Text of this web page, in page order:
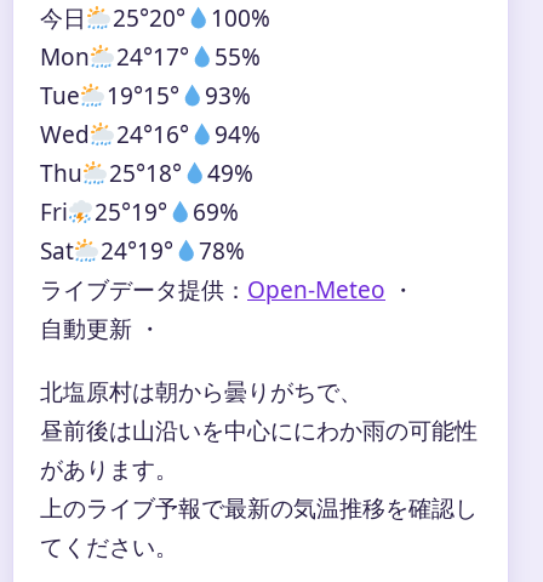
今日
25°20°
100%
Mon
24°17°
55%
Tue
19°15°
93%
Wed
24°16°
94%
Thu
25°18°
49%
Fri
25°19°
69%
Sat
24°19°
78%
ライブデータ提供： Open-Meteo ・
自動更新 ・
北塩原村は朝から曇りがちで、
昼前後は山沿いを中心ににわか雨の可能性
があります。
上のライブ予報で最新の気温推移を確認し
てください。